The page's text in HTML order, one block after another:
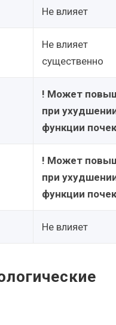
Не влияет
Не влияет
существенно
! Может
при
функции почек
! Может
при
функции почек
Не влияет